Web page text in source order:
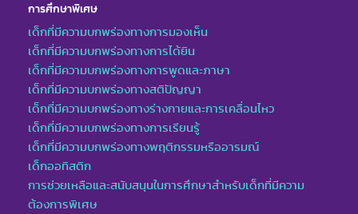
การศึกษาพิเศษ
เด็กที่มีความบกพร่องทางการมองเห็น
เด็กที่มีความบกพร่องทางการได้ยิน
เด็กที่มีความบกพร่องทางการพูดและภาษา
เด็กที่มีความบกพร่องทางสติปัญญา
เด็กที่มีความบกพร่องทางร่างกายและการเคลื่อนไหว
เด็กที่มีความบกพร่องทางการเรียนรู้
เด็กที่มีความบกพร่องทางพฤติกรรมหรืออารมณ์
เด็กออทิสติก
การช่วยเหลือและสนับสนุนในการศึกษาสำหรับเด็กที่มีความ
ต้องการพิเศษ